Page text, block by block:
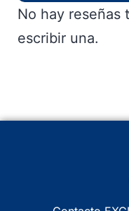
No hay reseñas
escribir una.